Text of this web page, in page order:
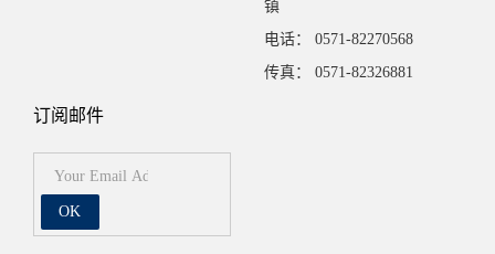
镇
电话： 0571-82270568
传真： 0571-82326881
订阅邮件
OK